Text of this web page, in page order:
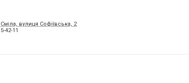
Сміла, вулиця Софіївська, 2
5-42-11